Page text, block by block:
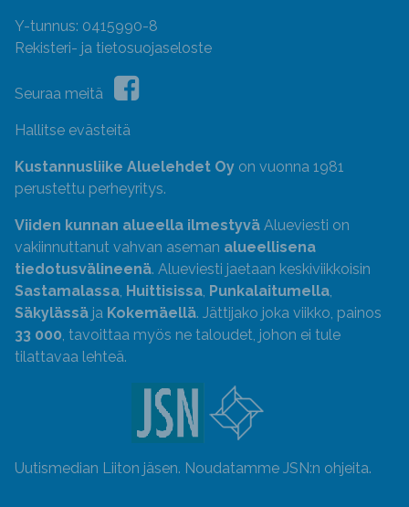
Y-tunnus: 0415990-8
Rekisteri- ja tietosuojaseloste
Seuraa meitä
Hallitse evästeitä
Kustannusliike Aluelehdet Oy on vuonna 1981
perustettu perheyritys.
Viiden kunnan alueella ilmestyvä Alueviesti on
vakiinnuttanut vahvan aseman alueellisena
tiedotusvälineenä. Alueviesti jaetaan keskiviikkoisin
Sastamalassa, Huittisissa, Punkalaitumella,
Säkylässä ja Kokemäellä. Jättijako joka viikko, painos
33 000, tavoittaa myös ne taloudet, johon ei tule
tilattavaa lehteä.
Uutismedian Liiton jäsen. Noudatamme JSN:n ohjeita.